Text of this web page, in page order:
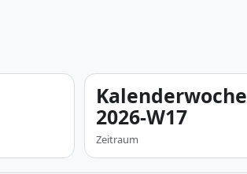
Kalenderwoche
2026-W17
Zeitraum